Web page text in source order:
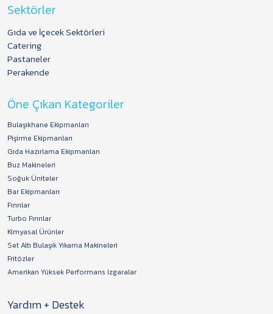
Sektörler
Gıda ve İçecek Sektörleri
Catering
Pastaneler
Perakende
Öne Çıkan Kategoriler
Bulaşıkhane Ekipmanları
Pişirme Ekipmanları
Gıda Hazırlama Ekipmanları
Buz Makineleri
Soğuk Üniteler
Bar Ekipmanları
Fırınlar
Turbo Fırınlar
Kimyasal Ürünler
Set Altı Bulaşık Yıkama Makineleri
Fritözler
Amerikan Yüksek Performans Izgaralar
Yardım + Destek